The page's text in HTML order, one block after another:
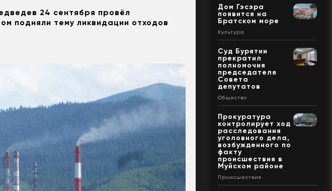
24 сентября провёл
подняли тему ликвидации отходов
Дом Гэсэра
появится на
Братском море
Культура
Суд Бурятии
прекратил
полномочия
председателя
Совета
депутатов
Общество
Прокуратура
контролирует ход
расследования
уголовного дела,
возбужденного по
факту
происшествия в
Муйском районе
Происшествия